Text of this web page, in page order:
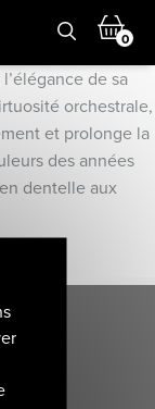
0
de sa
orchestrale,
et prolonge la
des années
dentelle aux